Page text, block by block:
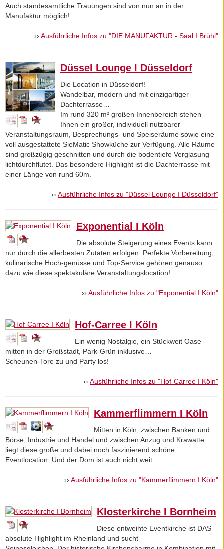
Auch standesamtliche Trauungen sind von nun an in der
Manufaktur möglich!
›› Ausführliche Infos zu "DIE MANUFAKTUR - Saal I Brühl"
Düssel Lounge I Düsseldorf
Die Location in Düsseldorf!
Wandelbar, modern und mit einzigartiger
Dachterrasse…
Im rund 320 m² großen Innenbereich stehen
Ihnen ein großer, individuell nutzbarer
Veranstaltungsraum, Besprechungs- und Speiseräume sowie eine
voll ausgestattete SieMatic Showküche zur Verfügung. Alle Räume
sind großzügig geschnitten und durch die bodentiefe Verglasung
lichtdurchflutet. Das besondere Highlight ist die Dachterrasse mit
einer Länge von rund 60m.
›› Ausführliche Infos zu "Düssel Lounge I Düsseldorf"
Exponential I Köln
Die absolute Steigerung eines Events kann
nur durch die allerbesten Zutaten erfolgen. Perfekte Vorbereitung,
kulinarische Hoch-genüsse und Top-Service gehören genauso
dazu wie diese spektakuläre Veranstaltungslocation!
›› Ausführliche Infos zu "Exponential I Köln"
Hof-Carree I Köln
Ein wenig Nostalgie, ein Stückweit Oase -
mitten in der Großstadt, Park-Grün inklusive…
Scheunen-Tore zu und Party los!
›› Ausführliche Infos zu "Hof-Carree I Köln"
Kammerflimmern I Köln
Mitten in Köln, zwischen Banken und
Börse, Industrie und Handel und zwischen Anzug und Krawatte
liegt diese große und dabei noch faszinierend schöne
Eventlocation. Und der Dom ist auch nicht weit…
›› Ausführliche Infos zu "Kammerflimmern I Köln"
Klosterkirche I Bornheim
Diese entweihte Eventkirche ist DAS
absolute Highlight im Rheinland und sucht